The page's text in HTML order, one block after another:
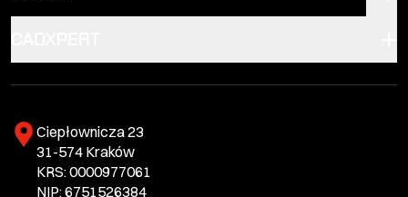
Ciepłownicza 23
31-574 Kraków
KRS: 0000977061
NIP: 6751526384